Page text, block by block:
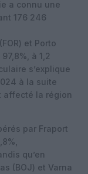
a connu une
176 246
(FOR) et Porto
97,8% , à 1,2
s’explique
à la suite
affecté la région
par Fraport
qu’en
(BOJ) et Varna